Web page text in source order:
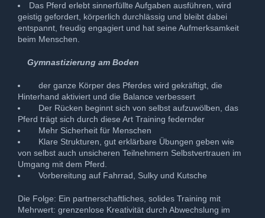
Das Pferd erlebt sinnerfüllte Aufgaben ausführen, wird
geistig gefordert, körperlich durchlässig und bleibt dabei
entspannt, freudig engagiert und hat seine Aufmerksamkeit
beim Menschen.
Gymnastizierung am Boden
der ganze Körper des Pferdes wird gekräftigt, die
Hinterhand aktiviert und die Balance verbessert
Der Rücken beginnt sich von selbst aufzuwölben, das
Pferd trägt sich durch diese Art Training federnder
Mehr Sicherheit für Menschen
Klare Strukturen, gut erklärbare Übungen geben wie
von selbst auch unsicheren Teilnehmern Selbstvertrauen im
Umgang mit dem Pferd.
Vorbereitung auf Fahrrad, Sulky und Kutsche
Die Folge: Ein partnerschaftliches, solides Training mit
Mehrwert: grenzenlose Kreativität durch Abwechslung im